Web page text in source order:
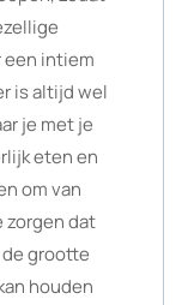
een intiem
is altijd wel
je met je
eten en
om van
zorgen dat
grootte
houden